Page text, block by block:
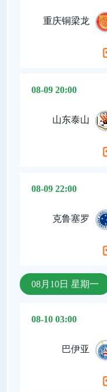
重庆铜梁龙
08-09 20:00
山东泰山
08-09 22:00
克鲁塞罗
08月10日 星期一
08-10 03:00
巴伊亚